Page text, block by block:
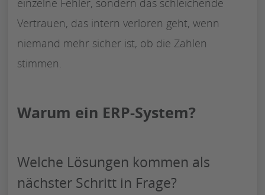
einzelne Fehler, sondern das schleichende
Vertrauen, das intern verloren geht, wenn
niemand mehr sicher ist, ob die Zahlen
stimmen.
Warum ein ERP-System?
Welche Lösungen kommen als
nächster Schritt in Frage?